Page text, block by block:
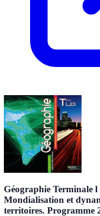
Géographie Terminale
Mondialisation et
territoires. Programme